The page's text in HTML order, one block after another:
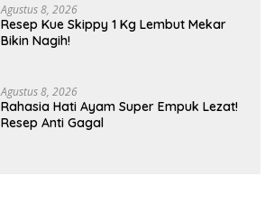
Agustus 8, 2026
Resep Kue Skippy 1 Kg Lembut Mekar
Bikin Nagih!
Agustus 8, 2026
Rahasia Hati Ayam Super Empuk Lezat!
Resep Anti Gagal